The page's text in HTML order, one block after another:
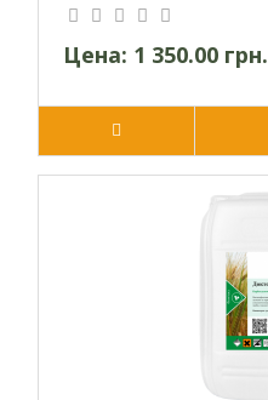
Цена: 1 350.00 грн.